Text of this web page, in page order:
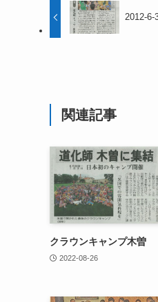
2012-
関連記事
クラウンキャンプ木曽
2022-08-26